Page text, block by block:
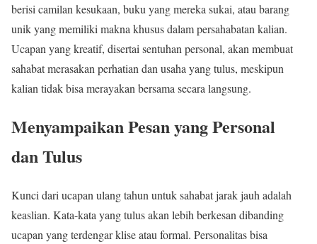
berisi camilan kesukaan, buku yang mereka sukai, atau barang
unik yang memiliki makna khusus dalam persahabatan kalian.
Ucapan yang kreatif, disertai sentuhan personal, akan membuat
sahabat merasakan perhatian dan usaha yang tulus, meskipun
kalian tidak bisa merayakan bersama secara langsung.
Menyampaikan Pesan yang Personal
dan Tulus
Kunci dari ucapan ulang tahun untuk sahabat jarak jauh adalah
keaslian. Kata-kata yang tulus akan lebih berkesan dibanding
ucapan yang terdengar klise atau formal. Personalitas bisa